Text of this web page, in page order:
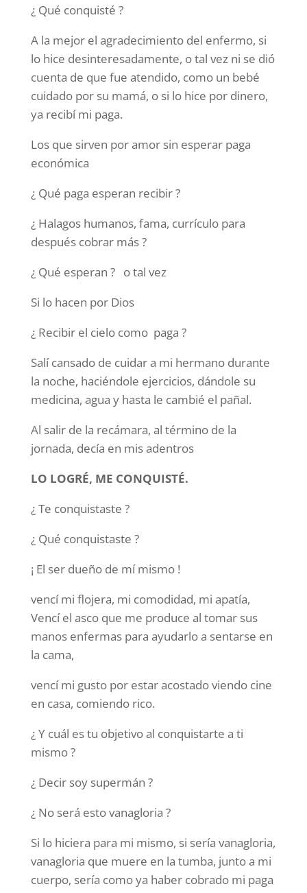
¿ Qué conquisté ?
A la mejor el agradecimiento del enfermo, si
lo hice desinteresadamente, o tal vez ni se dió
cuenta de que fue atendido, como un bebé
cuidado por su mamá, o si lo hice por dinero,
ya recibí mi paga.
Los que sirven por amor sin esperar paga
económica
¿ Qué paga esperan recibir ?
¿ Halagos humanos, fama, currículo para
después cobrar más ?
¿ Qué esperan ? o tal vez
Si lo hacen por Dios
¿ Recibir el cielo como paga ?
Salí cansado de cuidar a mi hermano durante
la noche, haciéndole ejercicios, dándole su
medicina, agua y hasta le cambié el pañal.
Al salir de la recámara, al término de la
jornada, decía en mis adentros
LO LOGRÉ, ME CONQUISTÉ.
¿ Te conquistaste ?
¿ Qué conquistaste ?
¡ El ser dueño de mí mismo !
vencí mi flojera, mi comodidad, mi apatía,
Vencí el asco que me produce al tomar sus
manos enfermas para ayudarlo a sentarse en
la cama,
vencí mi gusto por estar acostado viendo cine
en casa, comiendo rico.
¿ Y cuál es tu objetivo al conquistarte a ti
mismo ?
¿ Decir soy supermán ?
¿ No será esto vanagloria ?
Si lo hiciera para mi mismo, si sería vanagloria,
vanagloria que muere en la tumba, junto a mi
cuerpo, sería como ya haber cobrado mi paga